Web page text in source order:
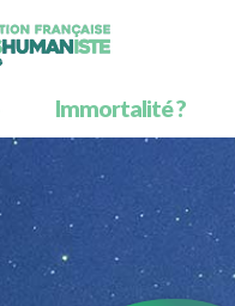
Immortalité ?